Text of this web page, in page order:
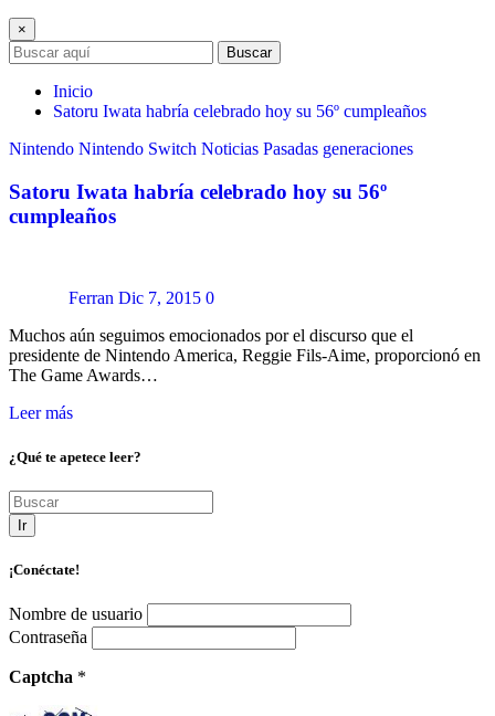
×
Buscar
Inicio
Satoru Iwata habría celebrado hoy su 56º cumpleaños
Nintendo Nintendo Switch Noticias Pasadas generaciones
Satoru Iwata habría celebrado hoy su 56º
cumpleaños
Ferran Dic 7, 2015 0
Muchos aún seguimos emocionados por el discurso que el
presidente de Nintendo America, Reggie Fils-Aime, proporcionó en
The Game Awards…
Leer más
¿Qué te apetece leer?
Ir
¡Conéctate!
Nombre de usuario
Contraseña
Captcha *